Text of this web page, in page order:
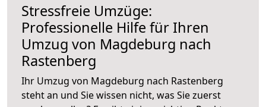
Stressfreie Umzüge:
Professionelle Hilfe für Ihren
Umzug von Magdeburg nach
Rastenberg
Ihr Umzug von Magdeburg nach Rastenberg
steht an und Sie wissen nicht, was Sie zuerst